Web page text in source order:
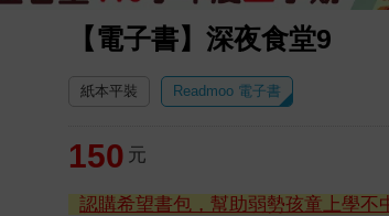
【電子書】深夜食堂9
紙本平裝 Readmoo 電子書
150 元
認購希望書包，幫助弱勢孩童上學不